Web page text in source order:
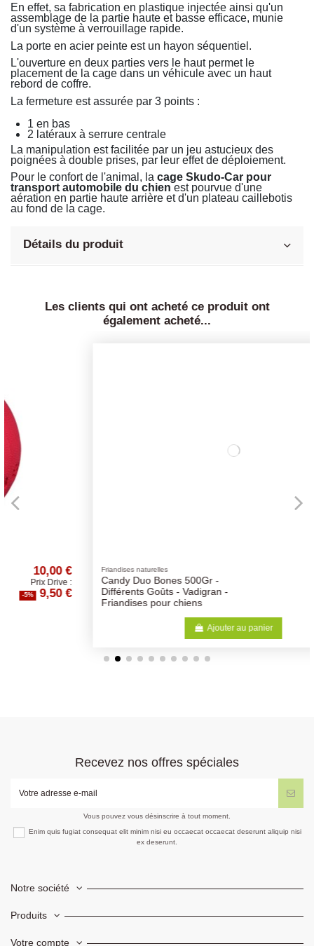
En effet, sa fabrication en plastique injectée ainsi qu'un
assemblage de la partie haute et basse efficace, munie
d'un système à verrouillage rapide.
La porte en acier peinte est un hayon séquentiel.
L'ouverture en deux parties vers le haut permet le
placement de la cage dans un véhicule avec un haut
rebord de coffre.
La fermeture est assurée par 3 points :
1 en bas
2 latéraux à serrure centrale
La manipulation est facilitée par un jeu astucieux des
poignées à double prises, par leur effet de déploiement.
Pour le confort de l'animal, la cage Skudo-Car pour
transport automobile du chien est pourvue d'une
aération en partie haute arrière et d'un plateau caillebotis
au fond de la cage.
Détails du produit
Les clients qui ont acheté ce produit ont
également acheté...
Friandises naturelles
Candy Duo Bones 500Gr -
Différents Goûts - Vadigran -
Friandises pour chiens
Ajouter au panier
Recevez nos offres spéciales
Vous pouvez vous désinscrire à tout moment.
Enim quis fugiat consequat elit minim nisi eu occaecat occaecat deserunt aliquip nisi
ex deserunt.
Notre société
Produits
Votre compte